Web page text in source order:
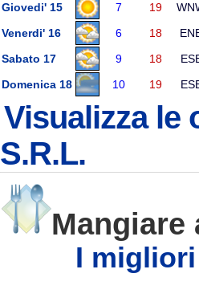
Giovedi' 15
7 19
Venerdi' 16
6 18
Sabato 17
9 18
Domenica 18
10 19
Visualizza le
S.R.L.
Mangiare
I